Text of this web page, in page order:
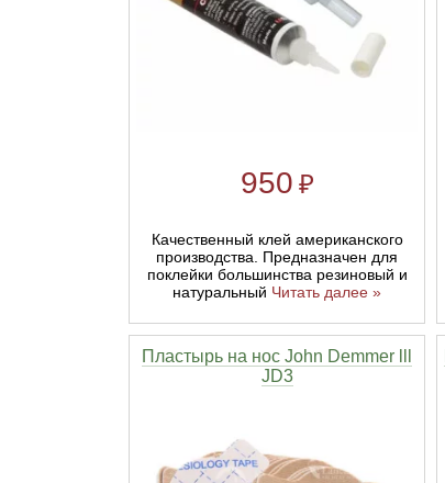
950 ₽
Качественный клей американского
производства. Предназначен для
поклейки большинства резиновый и
натуральный Читать далее »
Пластырь на нос John Demmer lll
JD3